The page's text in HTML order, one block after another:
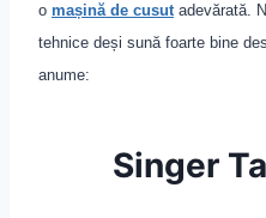
o mașină de cusut adevărată.
tehnice deși sună foarte bine
anume:
Singer